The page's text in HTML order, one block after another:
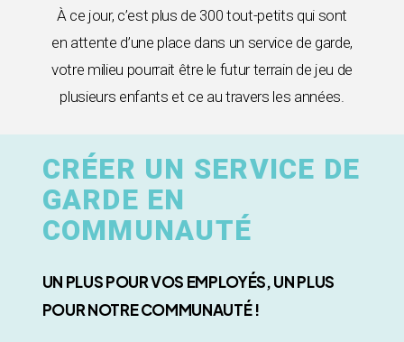
À ce jour, c’est plus de 300 tout-petits qui sont
en attente d’une place dans un service de garde,
votre milieu pourrait être le futur terrain de jeu de
plusieurs enfants et ce au travers les années.
CRÉER UN SERVICE DE
GARDE EN
COMMUNAUTÉ
UN PLUS POUR VOS EMPLOYÉS, UN PLUS
POUR NOTRE COMMUNAUTÉ !